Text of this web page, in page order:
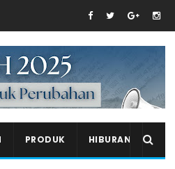
PRODUK HIBURAN